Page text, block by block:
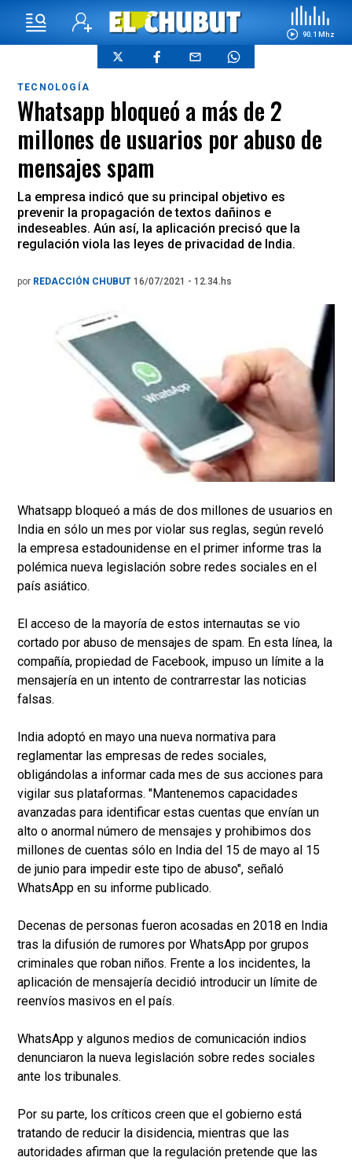
90.1 Mhz
TECNOLOGÍA
Whatsapp bloqueó a más de 2
millones de usuarios por abuso de
mensajes spam
La empresa indicó que su principal objetivo es
prevenir la propagación de textos dañinos e
indeseables. Aún así, la aplicación precisó que la
regulación viola las leyes de privacidad de India.
por REDACCIÓN CHUBUT 16/07/2021 - 12.34.hs
Whatsapp bloqueó a más de dos millones de usuarios en
India en sólo un mes por violar sus reglas, según reveló
la empresa estadounidense en el primer informe tras la
polémica nueva legislación sobre redes sociales en el
país asiático.
El acceso de la mayoría de estos internautas se vio
cortado por abuso de mensajes de spam. En esta línea, la
compañía, propiedad de Facebook, impuso un límite a la
mensajería en un intento de contrarrestar las noticias
falsas.
India adoptó en mayo una nueva normativa para
reglamentar las empresas de redes sociales,
obligándolas a informar cada mes de sus acciones para
vigilar sus plataformas. "Mantenemos capacidades
avanzadas para identificar estas cuentas que envían un
alto o anormal número de mensajes y prohibimos dos
millones de cuentas sólo en India del 15 de mayo al 15
de junio para impedir este tipo de abuso", señaló
WhatsApp en su informe publicado.
Decenas de personas fueron acosadas en 2018 en India
tras la difusión de rumores por WhatsApp por grupos
criminales que roban niños. Frente a los incidentes, la
aplicación de mensajería decidió introducir un límite de
reenvíos masivos en el país.
WhatsApp y algunos medios de comunicación indios
denunciaron la nueva legislación sobre redes sociales
ante los tribunales.
Por su parte, los críticos creen que el gobierno está
tratando de reducir la disidencia, mientras que las
autoridades afirman que la regulación pretende que las